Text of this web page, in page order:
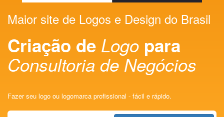
Maior site de Logos e Design do Brasil
Criação de Logo para
Consultoria de Negócios
Fazer seu logo ou logomarca profissional - fácil e rápido.